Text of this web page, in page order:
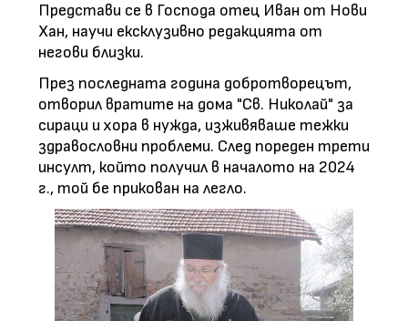
Представи се в Господа отец Иван от Нови
Хан, научи ексклузивно редакцията от
негови близки.
През последната година добротворецът,
отворил вратите на дома "Св. Николай" за
сираци и хора в нужда, изживяваше тежки
здравословни проблеми. След пореден трети
инсулт, който получил в началото на 2024
г., той бе прикован на легло.